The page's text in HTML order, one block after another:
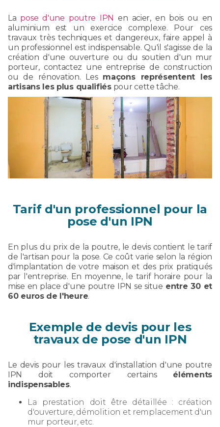
La pose d'une poutre IPN en acier, en bois ou en
aluminium est un exercice complexe. Pour ces
travaux très techniques et dangereux, faire appel à
un professionnel est indispensable. Qu'il s'agisse de la
création d'une ouverture ou du soutien d'un mur
porteur, contactez une entreprise de construction
ou de rénovation. Les maçons représentent les
artisans les plus qualifiéspour cette tâche.
Tarif d'un professionnel pour la
pose d'un IPN
En plus du prix de la poutre, le devis contient le tarif
de l'artisan pour la pose. Ce coût varie selon la région
d'implantation de votre maison et des prix pratiqués
par l'entreprise. En moyenne, le tarif horaire pour la
mise en place d'une poutre IPN se situe entre 30 et
60 euros de l'heure.
Exemple de devis pour les
travaux de pose d'un IPN
Le devis pour les travaux d'installation d'une poutre
IPN doit comporter certains éléments
indispensables.
La prestation doit être détaillée : création
d'ouverture, démolition et remplacement d'un
mur porteur, etc.